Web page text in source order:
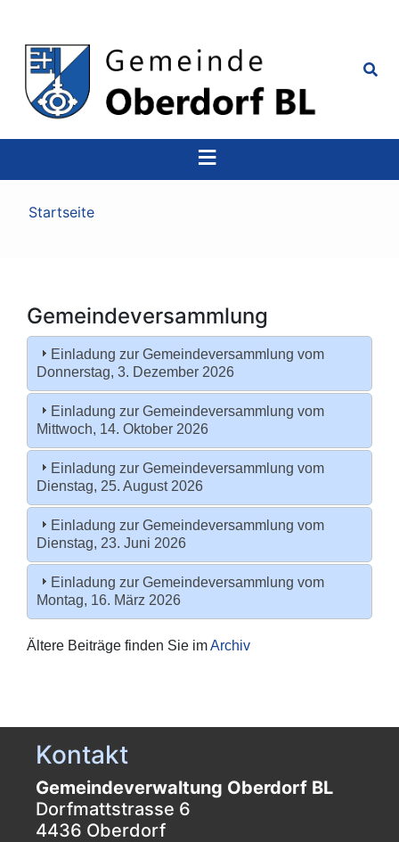
Pfadnavigation
Startseite
Gemeindeversammlung
Einladung zur Gemeindeversammlung vom
Donnerstag, 3. Dezember 2026
Einladung zur Gemeindeversammlung vom
Mittwoch, 14. Oktober 2026
Einladung zur Gemeindeversammlung vom
Dienstag, 25. August 2026
Einladung zur Gemeindeversammlung vom
Dienstag, 23. Juni 2026
Einladung zur Gemeindeversammlung vom
Montag, 16. März 2026
Ältere Beiträge finden Sie imArchiv
Kontakt
Gemeindeverwaltung Oberdorf BL
Dorfmattstrasse 6
4436 Oberdorf